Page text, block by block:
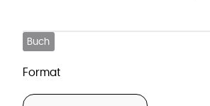
Buch
Format